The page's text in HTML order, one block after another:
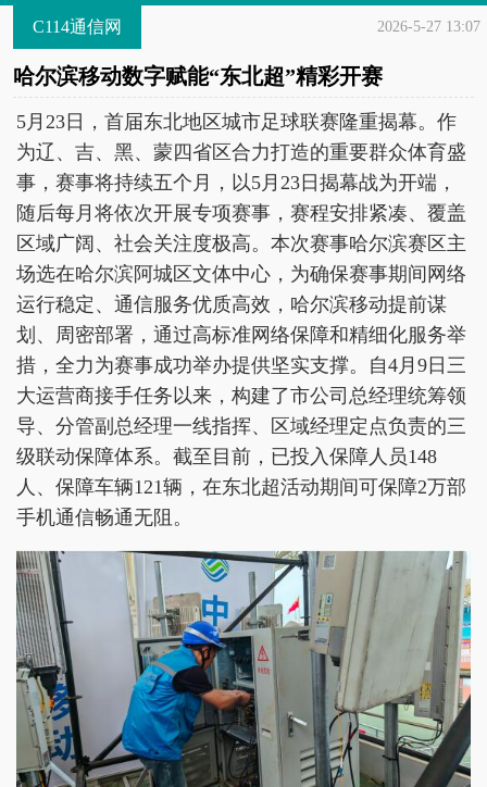
C114通信网 2026-5-27 13:07
哈尔滨移动数字赋能“东北超”精彩开赛
5月23日，首届东北地区城市足球联赛隆重揭幕。作
为辽、吉、黑、蒙四省区合力打造的重要群众体育盛
事，赛事将持续五个月，以5月23日揭幕战为开端，
随后每月将依次开展专项赛事，赛程安排紧凑、覆盖
区域广阔、社会关注度极高。本次赛事哈尔滨赛区主
场选在哈尔滨阿城区文体中心，为确保赛事期间网络
运行稳定、通信服务优质高效，哈尔滨移动提前谋
划、周密部署，通过高标准网络保障和精细化服务举
措，全力为赛事成功举办提供坚实支撑。自4月9日三
大运营商接手任务以来，构建了市公司总经理统筹领
导、分管副总经理一线指挥、区域经理定点负责的三
级联动保障体系。截至目前，已投入保障人员148
人、保障车辆121辆，在东北超活动期间可保障2万部
手机通信畅通无阻。